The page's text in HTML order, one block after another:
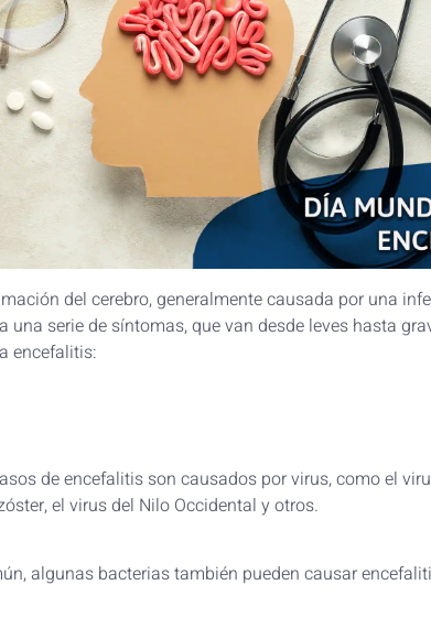
del cerebro, generalmente causada por una
una serie de síntomas, que van desde leves hasta
encefalitis:
de encefalitis son causados por virus, como el
el virus del Nilo Occidental y otros.
algunas bacterias también pueden causar